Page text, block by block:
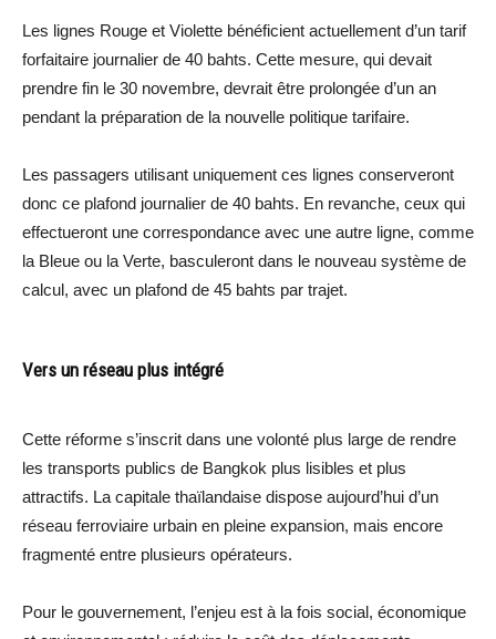
Les lignes Rouge et Violette bénéficient actuellement d’un tarif
forfaitaire journalier de 40 bahts. Cette mesure, qui devait
prendre fin le 30 novembre, devrait être prolongée d’un an
pendant la préparation de la nouvelle politique tarifaire.
Les passagers utilisant uniquement ces lignes conserveront
donc ce plafond journalier de 40 bahts. En revanche, ceux qui
effectueront une correspondance avec une autre ligne, comme
la Bleue ou la Verte, basculeront dans le nouveau système de
calcul, avec un plafond de 45 bahts par trajet.
Vers un réseau plus intégré
Cette réforme s’inscrit dans une volonté plus large de rendre
les transports publics de Bangkok plus lisibles et plus
attractifs. La capitale thaïlandaise dispose aujourd’hui d’un
réseau ferroviaire urbain en pleine expansion, mais encore
fragmenté entre plusieurs opérateurs.
Pour le gouvernement, l’enjeu est à la fois social, économique